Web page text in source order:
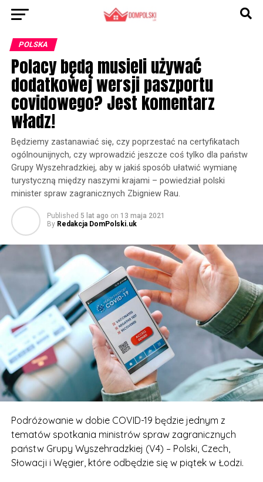
POLSKA
Polacy będą musieli używać
dodatkowej wersji paszportu
covidowego? Jest komentarz
władz!
Będziemy zastanawiać się, czy poprzestać na certyfikatach
ogólnounijnych, czy wprowadzić jeszcze coś tylko dla państw
Grupy Wyszehradzkiej, aby w jakiś sposób ułatwić wymianę
turystyczną między naszymi krajami – powiedział polski
minister spraw zagranicznych Zbigniew Rau.
Published 5 lat ago on 13 maja 2021
By Redakcja DomPolski.uk
Podróżowanie w dobie COVID-19 będzie jednym z
tematów spotkania ministrów spraw zagranicznych
państw Grupy Wyszehradzkiej (V4) – Polski, Czech,
Słowacji i Węgier, które odbędzie się w piątek w Łodzi.